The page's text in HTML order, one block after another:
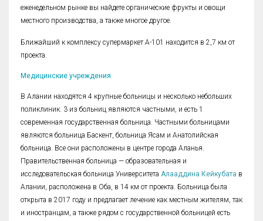
еженедельном рынке вы найдете органические фрукты и овощи
местного производства, а также многое другое.
Ближайший к комплексу супермаркет A-101 находится в 2,7 км от
проекта.
Медицинские учреждения
В Алании находятся 4 крупные больницы и несколько небольших
поликлиник. 3 из больниц являются частными, и есть 1
современная государственная больница. Частными больницами
являются больница Баскент, больница Ясам и Анатолийская
больница. Все они расположены в центре города Аланья.
Правительственная больница — образовательная и
исследовательская больница Университета Алааддина Кейкубата в
Алании, расположена в Оба, в 14 км от проекта. Больница была
открыта в 2017 году и предлагает лечение как местным жителям, так
и иностранцам, а также рядом с государственной больницей есть